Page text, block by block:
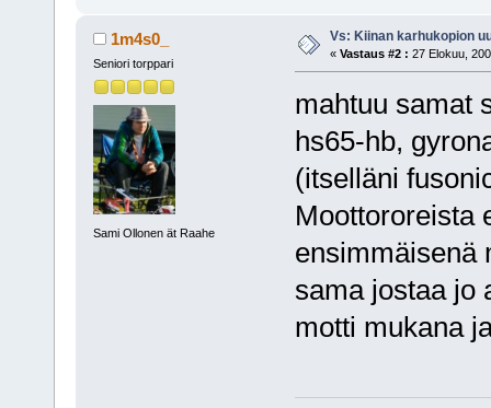
1m4s0_
Seniori torppari
Sami Ollonen ät Raahe
Vs: Kiinan karhukopion
« Vastaus #2 : 27 Elokuu,
mahtuu samat
hs65-hb,
(itselläni
Moottororeista
ensimmäisenä
sama jostaa jo
motti mukana